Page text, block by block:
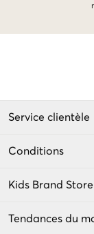
Service clientèle
Conditions
Kids Brand Store
Tendances du